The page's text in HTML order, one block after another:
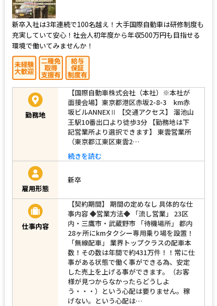
新卒入社は3年連続で100名越え！大手国際自動車は研修制度も
充実していて安心！社会人初年度から年収500万円も目指せる
環境で働いてみませんか！
勤務地
【国際自動車株式会社（本社）※本社が
面接会場】東京都港区赤坂2-8-3 km赤
坂ビルANNEXⅡ 【交通アクセス】 溜池山
王駅10番出口より徒歩3分 【勤務地は下
記営業所より選択できます】 東雲営業所
（東京都江東区東雲2…
続きを読む
雇用形態
新卒
仕事内容
【契約期間】 期間の定めなし 具体的な仕
事内容 ◆営業方法◆ 「流し営業」 23区
内・三鷹市・武蔵野市 「待機場所」 都内
28ヶ所にkmタクシー専用乗り場を設置！
「無線配車」 業界トップクラスの配車本
数！その数は年間で約431万件！！常に仕
事がある状態で働く事ができる為、安定
した売上を上げる事ができます。（お客
様が見つからなかったらどうしよ
う・・・）という心配は要りません。稼
げない。という心配は…